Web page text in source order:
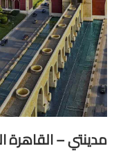
– القاهرة